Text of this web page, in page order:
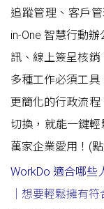
追蹤管理、客戶
in-One 智慧行動
訊、線上簽呈核
多種工作必須工具
更簡化的行政流程
切換，就能一鍵
萬家企業愛用！(
WorkDo 適合哪些
｜想要輕鬆擁有